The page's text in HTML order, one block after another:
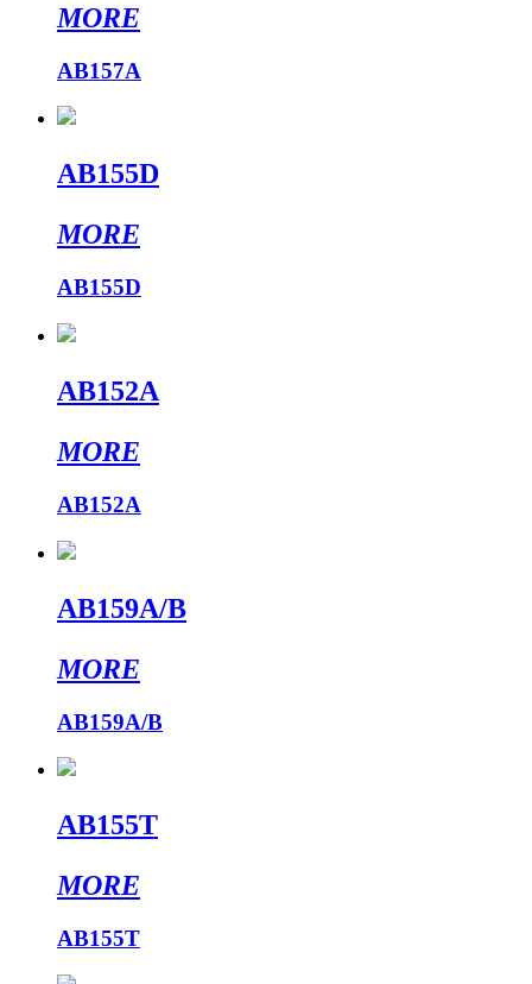
MORE
AB157A
AB155D
MORE
AB155D
AB152A
MORE
AB152A
AB159A/B
MORE
AB159A/B
AB155T
MORE
AB155T